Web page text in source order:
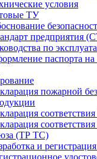
условия
ТУ
предприятия
по
паспорта
пожарной
(ТР ТС)
и